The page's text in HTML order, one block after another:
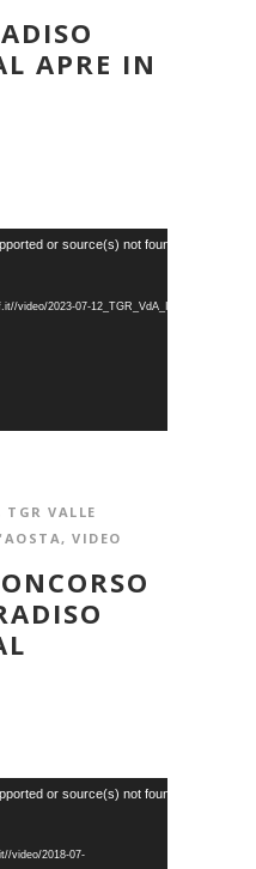
APRE IN
or source(s) not found
video/2023-07-
TGR VALLE
, VIDEO
or source(s) not found
video/2018-07-